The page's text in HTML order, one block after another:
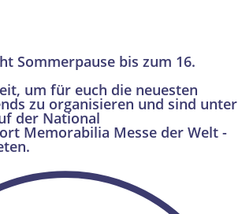
Sommerpause bis zum 16.
um für euch die neuesten
zu organisieren und sind unter
der National
Memorabilia Messe der Welt -